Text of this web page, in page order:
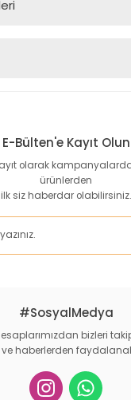
için teşekkür ederiz.
bozuk veya
hatalar bulunuyor.
sitelerden daha pahalı.
Gönder
E-Bülten'e Kayıt Olun
olarak
ürünlerden
ilk siz haberdar olabilirsiniz.
#SosyalMedya
bizleri
ve haberlerden